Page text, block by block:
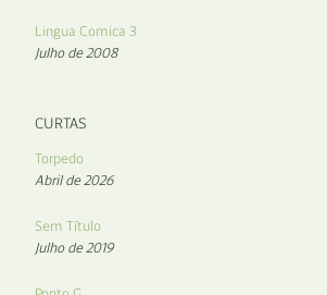
Lingua Comica 3
Julho de 2008
CURTAS
Torpedo
Abril de 2026
Sem Título
Julho de 2019